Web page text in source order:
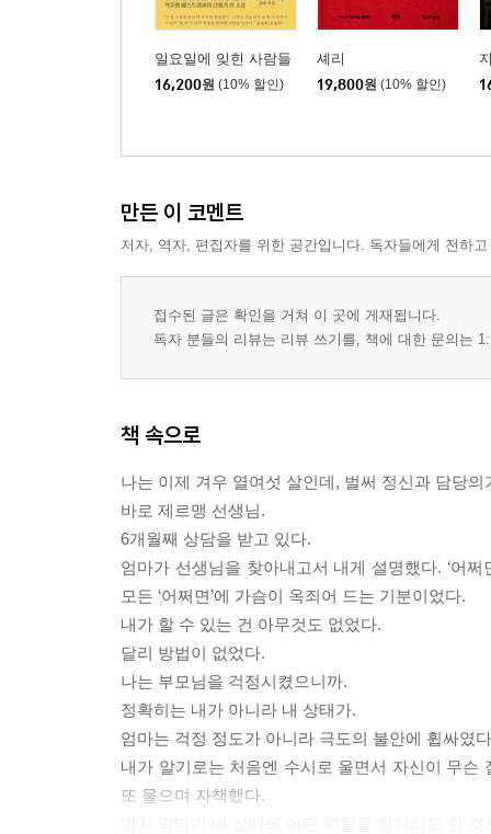
일요일에 잊힌 사람들
16,200원 (10% 할인)
셰리
19,800원 (10% 할인)
만든 이 코멘트
저자, 역자, 편집자를 위한 공간입니다. 독자들에게 전하
접수된 글은 확인을 거쳐 이 곳에 게재됩니다.
독자 분들의 리뷰는 리뷰 쓰기를, 책에 대한 문의는
책 속으로
나는 이제 겨우 열여섯 살인데, 벌써 정신과 담당의
바로 제르맹 선생님.
6개월째 상담을 받고 있다.
엄마가 선생님을 찾아내고서 내게 설명했다. ‘어
모든 ‘어쩌면’에 가슴이 옥죄어 드는 기분이었다.
내가 할 수 있는 건 아무것도 없었다.
달리 방법이 없었다.
나는 부모님을 걱정시켰으니까.
정확히는 내가 아니라 내 상태가.
엄마는 걱정 정도가 아니라 극도의 불안에 휩싸였
내가 알기로는 처음엔 수시로 울면서 자신이 무
또 물으며 자책했다.